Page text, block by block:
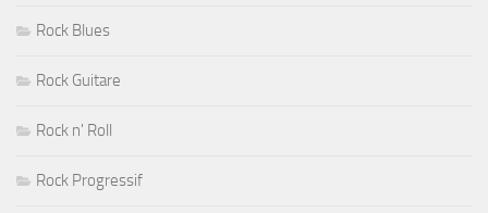
Rock Blues
Rock Guitare
Rock n' Roll
Rock Progressif